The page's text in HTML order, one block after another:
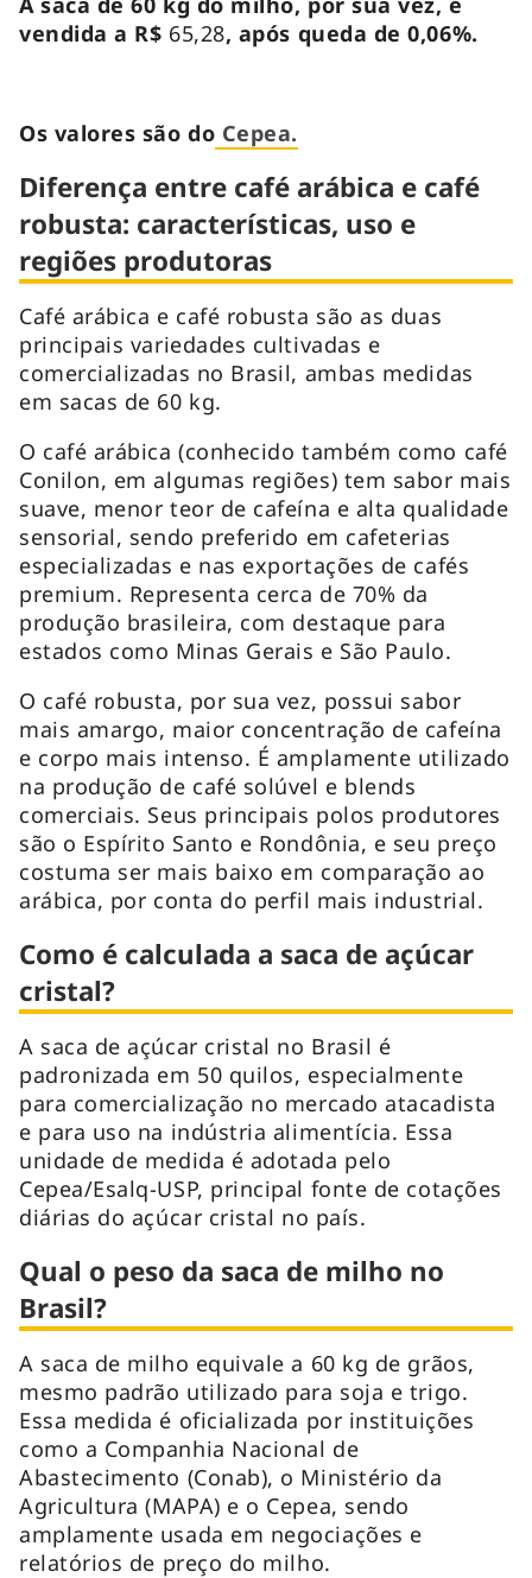
vendida a R$ 65,28, após queda de 0,06%.
Os valores são do Cepea.
Diferença entre café arábica e café
robusta: características, uso e
regiões produtoras
Café arábica e café robusta são as duas
principais variedades cultivadas e
comercializadas no Brasil, ambas medidas
em sacas de 60 kg.
O café arábica (conhecido também como café
Conilon, em algumas regiões) tem sabor mais
suave, menor teor de cafeína e alta qualidade
sensorial, sendo preferido em cafeterias
especializadas e nas exportações de cafés
premium. Representa cerca de 70% da
produção brasileira, com destaque para
estados como Minas Gerais e São Paulo.
O café robusta, por sua vez, possui sabor
mais amargo, maior concentração de cafeína
e corpo mais intenso. É amplamente utilizado
na produção de café solúvel e blends
comerciais. Seus principais polos produtores
são o Espírito Santo e Rondônia, e seu preço
costuma ser mais baixo em comparação ao
arábica, por conta do perfil mais industrial.
Como é calculada a saca de açúcar
cristal?
A saca de açúcar cristal no Brasil é
padronizada em 50 quilos, especialmente
para comercialização no mercado atacadista
e para uso na indústria alimentícia. Essa
unidade de medida é adotada pelo
Cepea/Esalq-USP, principal fonte de cotações
diárias do açúcar cristal no país.
Qual o peso da saca de milho no
Brasil?
A saca de milho equivale a 60 kg de grãos,
mesmo padrão utilizado para soja e trigo.
Essa medida é oficializada por instituições
como a Companhia Nacional de
Abastecimento (Conab), o Ministério da
Agricultura (MAPA) e o Cepea, sendo
amplamente usada em negociações e
relatórios de preço do milho.